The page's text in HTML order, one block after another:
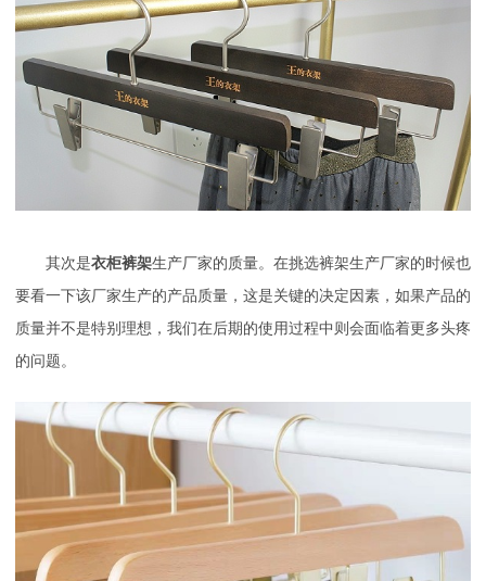
其次是衣柜裤架生产厂家的质量。在挑选裤架生产厂家的时候也
要看一下该厂家生产的产品质量，这是关键的决定因素，如果产品的
质量并不是特别理想，我们在后期的使用过程中则会面临着更多头疼
的问题。